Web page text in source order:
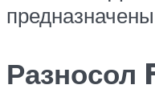
Разносол